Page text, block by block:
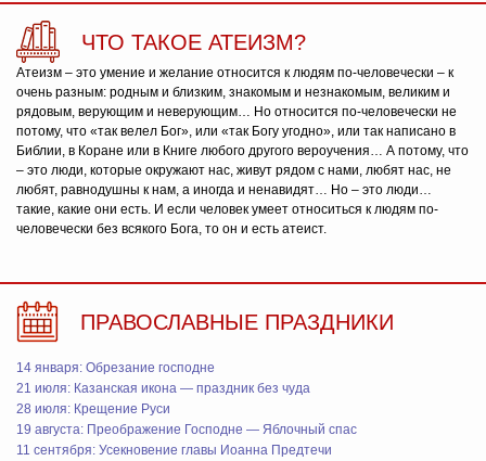
ЧТО ТАКОЕ АТЕИЗМ?
Атеизм – это умение и желание относится к людям по-человечески – к
очень разным: родным и близким, знакомым и незнакомым, великим и
рядовым, верующим и неверующим… Но относится по-человечески не
потому, что «так велел Бог», или «так Богу угодно», или так написано в
Библии, в Коране или в Книге любого другого вероучения… А потому, что
– это люди, которые окружают нас, живут рядом с нами, любят нас, не
любят, равнодушны к нам, а иногда и ненавидят… Но – это люди…
такие, какие они есть. И если человек умеет относиться к людям по-
человечески без всякого Бога, то он и есть атеист.
ПРАВОСЛАВНЫЕ ПРАЗДНИКИ
14 января: Обрезание господне
21 июля: Казанская икона — праздник без чуда
28 июля: Крещение Руси
19 августа: Преображение Господне — Яблочный спас
11 сентября: Усекновение главы Иоанна Предтечи